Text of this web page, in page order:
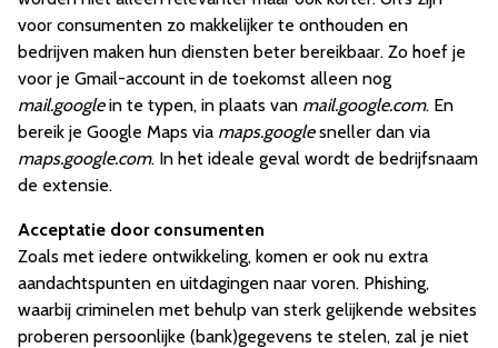
voor consumenten zo makkelijker te onthouden en
bedrijven maken hun diensten beter bereikbaar. Zo hoef je
voor je Gmail-account in de toekomst alleen nog
mail.googlein te typen, in plaats van mail.google.com. En
bereik je Google Maps via maps.googlesneller dan via
maps.google.com. In het ideale geval wordt de bedrijfsnaam
de extensie.
Acceptatie door consumenten
Zoals met iedere ontwikkeling, komen er ook nu extra
aandachtspunten en uitdagingen naar voren. Phishing,
waarbij criminelen met behulp van sterk gelijkende websites
proberen persoonlijke (bank)gegevens te stelen, zal je niet